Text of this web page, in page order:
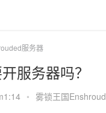
服务器
服务器吗？
• 雾锁王国